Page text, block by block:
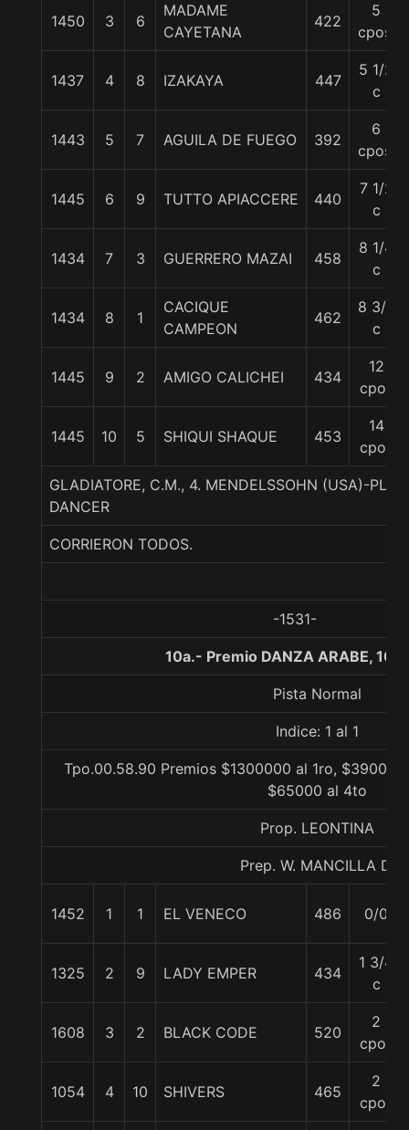
1450 3 6
MADAME
CAYETANA
422
5
cpos.
1437 4 8 IZAKAYA 447
5 1/2
c
1443 5 7 AGUILA DE FUEGO 392
6
cpos.
1445 6 9 TUTTO APIACCERE 440
7 1/2
c
1434 7 3 GUERRERO MAZAI 458
8 1/4
c
1434 8 1
CACIQUE
CAMPEON
462
8 3/4
c
1445 9 2 AMIGO CALICHEI 434
12
cpos
1445 10 5 SHIQUI SHAQUE 453
14
cpos
GLADIATORE, C.M., 4. MENDELSSOHN (USA)-
DANCER
CORRIERON TODOS.
-1531-
10a.- Premio DANZA ARABE,
Pista Normal
Indice: 1 al 1
Tpo.00.58.90 Premios $1300000 al 1ro,
$65000 al 4to
Prop. LEONTINA
Prep. W. MANCILLA D.
1452 1 1 EL VENECO 486 0/0
1325 2 9 LADY EMPER 434
1 3/4
c
1608 3 2 BLACK CODE 520
2
cpos
1054 4 10 SHIVERS 465
2
cpos